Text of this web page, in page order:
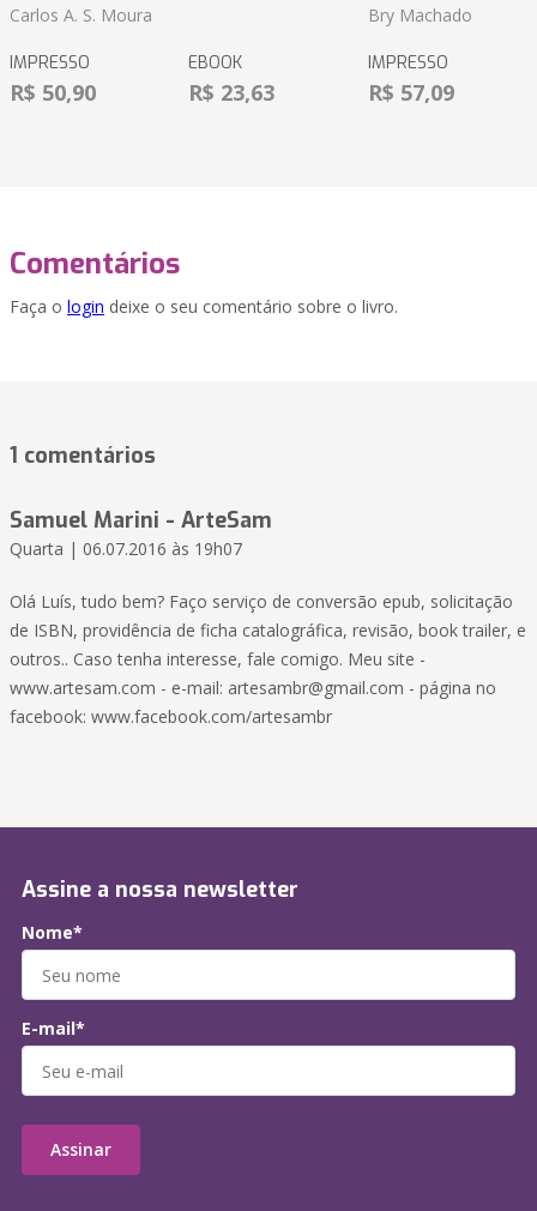
Carlos A. S. Moura
IMPRESSO
R$ 50,90
EBOOK
R$ 23,63
Bry Machado
IMPRESSO
R$ 57,09
Comentários
Faça o login deixe o seu comentário sobre o livro.
1 comentários
Samuel Marini - ArteSam
Quarta | 06.07.2016 às 19h07
Olá Luís, tudo bem? Faço serviço de conversão epub, solicitação
de ISBN, providência de ficha catalográfica, revisão, book trailer, e
outros.. Caso tenha interesse, fale comigo. Meu site -
www.artesam.com - e-mail: artesambr@gmail.com - página no
facebook: www.facebook.com/artesambr
Assine a nossa newsletter
Nome*
E-mail*
Assinar